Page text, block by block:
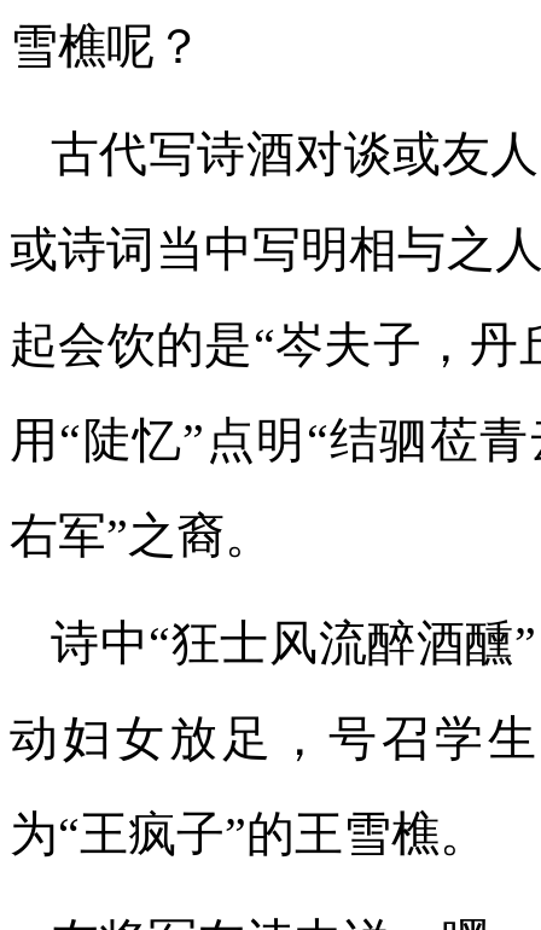
雪樵呢？
古代写诗酒对谈或友
或诗词当中写明相与之
起会饮的是“岑夫子，
用“陡忆”点明“结驷莅
右军”之裔。
诗中“狂士风流醉酒醺
动妇女放足，号召学
为“王疯子”的王雪樵。